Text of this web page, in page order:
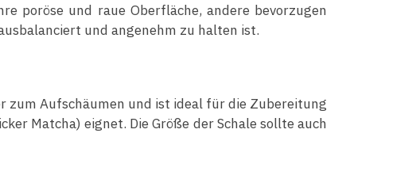
poröse und raue Oberfläche, andere bevorzugen
und angenehm zu halten ist.
zum Aufschäumen und ist ideal für die Zubereitung
Matcha) eignet. Die Größe der Schale sollte auch